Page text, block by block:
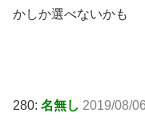
かしか選べないかも
280: 名無し 2019/08/